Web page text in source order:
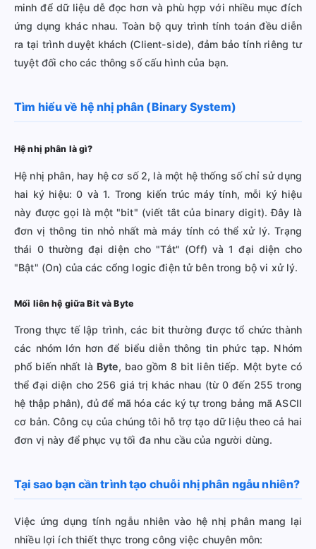
minh để dữ liệu dễ đọc hơn và phù hợp với nhiều mục đích
ứng dụng khác nhau. Toàn bộ quy trình tính toán đều diễn
ra tại trình duyệt khách (Client-side), đảm bảo tính riêng tư
tuyệt đối cho các thông số cấu hình của bạn.
Tìm hiểu về hệ nhị phân (Binary System)
Hệ nhị phân là gì?
Hệ nhị phân, hay hệ cơ số 2, là một hệ thống số chỉ sử dụng
hai ký hiệu: 0 và 1. Trong kiến trúc máy tính, mỗi ký hiệu
này được gọi là một "bit" (viết tắt của binary digit). Đây là
đơn vị thông tin nhỏ nhất mà máy tính có thể xử lý. Trạng
thái 0 thường đại diện cho "Tắt" (Off) và 1 đại diện cho
"Bật" (On) của các cổng logic điện tử bên trong bộ vi xử lý.
Mối liên hệ giữa Bit và Byte
Trong thực tế lập trình, các bit thường được tổ chức thành
các nhóm lớn hơn để biểu diễn thông tin phức tạp. Nhóm
phổ biến nhất là Byte, bao gồm 8 bit liên tiếp. Một byte có
thể đại diện cho 256 giá trị khác nhau (từ 0 đến 255 trong
hệ thập phân), đủ để mã hóa các ký tự trong bảng mã ASCII
cơ bản. Công cụ của chúng tôi hỗ trợ tạo dữ liệu theo cả hai
đơn vị này để phục vụ tối đa nhu cầu của người dùng.
Tại sao bạn cần trình tạo chuỗi nhị phân ngẫu nhiên?
Việc ứng dụng tính ngẫu nhiên vào hệ nhị phân mang lại
nhiều lợi ích thiết thực trong công việc chuyên môn: